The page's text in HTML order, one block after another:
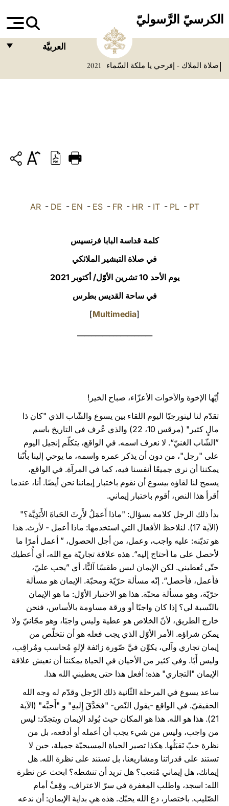
الكرسيّ الرَّسوليّ
العربيَّة
DEUTSCH
العربيّة
صلاة الملاك - إفرحي يا ملكة السّماء 2021
AR- DE - EN - ES- FR- HR- IT- PL- PT
كلمة قداسة البابا فرنسيس
في صلاة التبشير الملائكي
يوم الأحد 10 تشرين الأوّل/ أكتوبر 2021
في ساحة القديس بطرس
[
Multimedia
]
أيّها الإخوة والأخوات الأعزّاء، صباح الخير!
تقدّم لنا ليتورجيّا اليوم اللقاء بين يسوع والشّاب الذي "كان ذا
مالٍ كثير" (مرقس 10، 22) والذي عُرف في التاريخ باسم
”الشّاب الغنيّ“. لا نعرف اسمه. في الواقع، يتكلّم إنجيل اليوم
على "رجل"، من دون أن يذكر عمره واسمه، ما يوحي إلينا بأنّنا
يمكننا أن نرى جميعًا أنفسنا فيه، كما في المرآة. في الواقع،
يسمح لنا لقاؤه بيسوع أن نقوم باختبار إيماننا نحن أيضًا. أنا، عندما
أقرأ هذا النص، أقوم باختبار إيماني.
بدأ ذلك الرجل كلامه بسؤال: "ماذا أَعمَلُ لأَرِثَ الحَياةَ الأَبَدِيَّة؟"
(الآية 17). لنلاحظ الأفعال التي استخدمها: ماذا أعمل - لأرث. هذا
هو تديّنه: عليه واجب، وعمل، من أجل الحصول، ” أعمل أمرًا ما
لأحصل على ما أحتاج إليه“. هذه علاقة تجاريّة مع الله، أي أُعطيك
حتّى تُعطيني. لكن الإيمان ليس طقسًا آليًّا، أي ”يجب عليّ،
فأعمل، فأحصل“. إنّه مسألة حرّيّة ومحبّة. الإيمان هو مسألة
حرّيّة، وهو مسألة محبّة. هذا هو الاختبار الأوّل: ما هو الإيمان
بالنّسبة لي؟ إذا كان واجبًا أو ورقة مساومة بالأساس، فنحن
خارج الطريق، لأنّ الخلاص هو عطية وليس واجبًا، وهو مجّانيّ ولا
يمكن شراؤه. الأمر الأوّل الذي يجب فعله هو أن نتخلّص من
إيمان تجاري وآلي، يكوِّن فيَّ صّورة زائفة لإلهٍ مُحاسب ومُراقِب،
وليس أَبًا. وفي كثير من الأحيان في الحياة يمكننا أن نعيش علاقة
الإيمان "التجاري" هذه: أفعل هذا حتى يعطيني الله هذا.
ساعد يسوع في المرحلة الثّانية ذلك الرّجل وقدّم له وجه الله
الحقيقيّ. في الواقع -يقول النّص- "فحَدَّقَ إِليهِ" و "أَحبَّه" (الآية
21). هذا هو الله. هذا هو المكان حيث يُولد الإيمان ويتجدّد: ليس
من واجب، وليس من شيء يجب أن أعمله أو أدفعه، بل من
نظرة حبّ نَقبَلُها. هكذا تصير الحياة المسيحيّة جميلة، حين لا
تستند على قدراتنا ومشاريعنا، بل تستند على نظرة الله. هل
إيمانك، هل إيماني مُتعب؟ هل تريد أن تنشطه؟ ابحث عن نظرة
الله: اسجد، واطلب المغفرة في سرّ الاعتراف، وقِفْ أمام
الصّليب. باختصار، دع الله يحبّك. هذه هي بداية الإيمان: أن ندعه